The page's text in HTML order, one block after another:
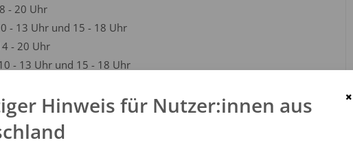
- 20 Uhr
- 13 Uhr und 15 - 18 Uhr
- 20 Uhr
- 13 Uhr und 15 - 18 Uhr
- 13 Uhr
×
Hinweis für Nutzer:innen aus